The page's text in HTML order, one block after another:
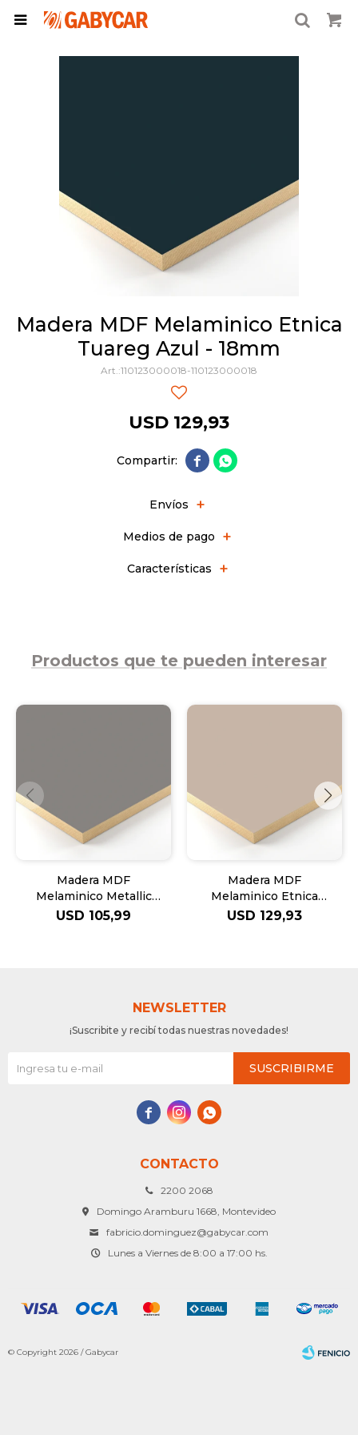

Madera MDF Melaminico Etnica
Tuareg Azul - 18mm
110123000018-110123000018
USD 129,93
 
Envíos
Medios de pago
Características
Productos que te pueden interesar
Madera MDF
Melaminico Metallic
Inox F500 EGGER
USD 105,99
Madera MDF
Melaminico Etnica
Himalaya - 18mm
USD 129,93
CONTACTO
2200 2068
Domingo Aramburu 1668, Montevideo
fabricio.dominguez@gabycar.com
Lunes a Viernes de 8:00 a 17:00 hs.
NEWSLETTER
¡Suscribite y recibí todas nuestras novedades!
SUSCRIBIRME
  
© Copyright 2026 / Gabycar